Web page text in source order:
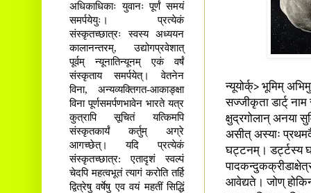
न्यूयोर्क्> भूमिम्
सज्जीकृता डार्ट्
क्षुद्रगोलान् अनया
असीत् अस्याः
घट्टनम्। डर्ट्टस्य
आवेद्यते। जोण्
अधिकाधिकाः युवानः पूर्णं समयं
समर्पयेयुः। प्रत्येकं
संस्कृतच्छात्रः स्वस्य अध्ययन
कालानन्तरम्, उद्योगप्रवेशात्
पूर्वम् न्यूनातिन्यूनम् एकं वर्षं
संस्कृताय समर्पयेत्। वेतनेन
विना, अन्यव्यक्तिगत-आकाङ्क्षा
विना पूर्णसमर्पणभावेन भारते यत्र
कुत्रापि सूचितं यत्किमपि
संस्कृतकार्यं कर्तुम् अग्रे
आगच्छेत्। यदि प्रत्येकं
संस्कृतच्छात्र: एतादृशं स्वल्पं
चेदपि महत्वभूतं त्यागं करोति तर्हि
द्वित्रेषु वर्षेषु एव वयं महतीं सिद्धिं